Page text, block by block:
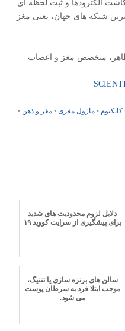
کاشت الکترودها و ثبت لحظه ای
ترین شبکه های جهان، یعنی مغز
طاهر، متخصص مغز و اعصاب
کانکتوم •ماژول مغزی •مغز و ذهن •
دلایل لزوم محدودیت های شدید
برای پیشگیری از سرایت کووید ۱۹
سالن های برنزه سازی یا تننیگ،
موجب ابتلا فرد به سرطان پوست
می شود.